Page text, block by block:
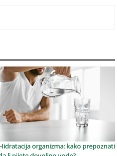
organizma: kako prepoznati